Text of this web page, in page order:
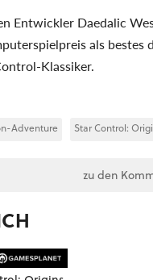
Entwickler Daedalic
als
Klassiker.
Adventure Star Control:
zu den